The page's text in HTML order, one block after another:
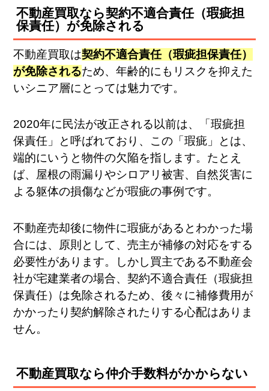
不動産買取なら契約不適合責任（瑕疵担
保責任）が免除される
不動産買取は契約不適合責任（瑕疵担保責任）
が免除されるため、年齢的にもリスクを抑えた
いシニア層にとっては魅力です。
2020年に民法が改正される以前は、「瑕疵担
保責任」と呼ばれており、この「瑕疵」とは、
端的にいうと物件の欠陥を指します。たとえ
ば、屋根の雨漏りやシロアリ被害、自然災害に
よる躯体の損傷などが瑕疵の事例です。
不動産売却後に物件に瑕疵があるとわかった場
合には、原則として、売主が補修の対応をする
必要性があります。しかし買主である不動産会
社が宅建業者の場合、契約不適合責任（瑕疵担
保責任）は免除されるため、後々に補修費用が
かかったり契約解除されたりする心配はありま
せん。
不動産買取なら仲介手数料がかからない